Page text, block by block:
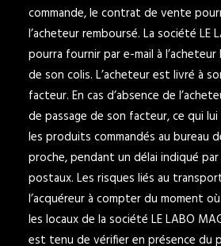
commande, le contrat de vente
l’acheteur remboursé. La société LE
pourra fournir par e-mail à
de son colis. L’acheteur est livré à
facteur. En cas d’absence de
de passage de son facteur, ce qui
les produits commandés au bureau
proche, pendant un délai indiqué
postaux. Les risques liés au
l’acquéreur à compter du moment
les locaux de la société LE LABO
est tenu de vérifier en présence du